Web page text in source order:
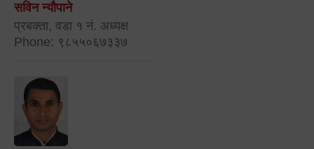
सविन न्यौपाने
प्रबक्ता, वडा १ नं. अध्यक्ष
Phone: ९८५५०६७३३७